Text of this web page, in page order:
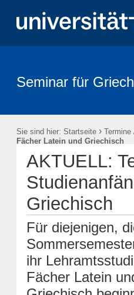
Seminar für
Sie sind hier: Startseite › Termine
Fächer Latein und Griechisch
AKTUELL:
Griechisch
Für diejenigen,
ihr
Fächer Latein